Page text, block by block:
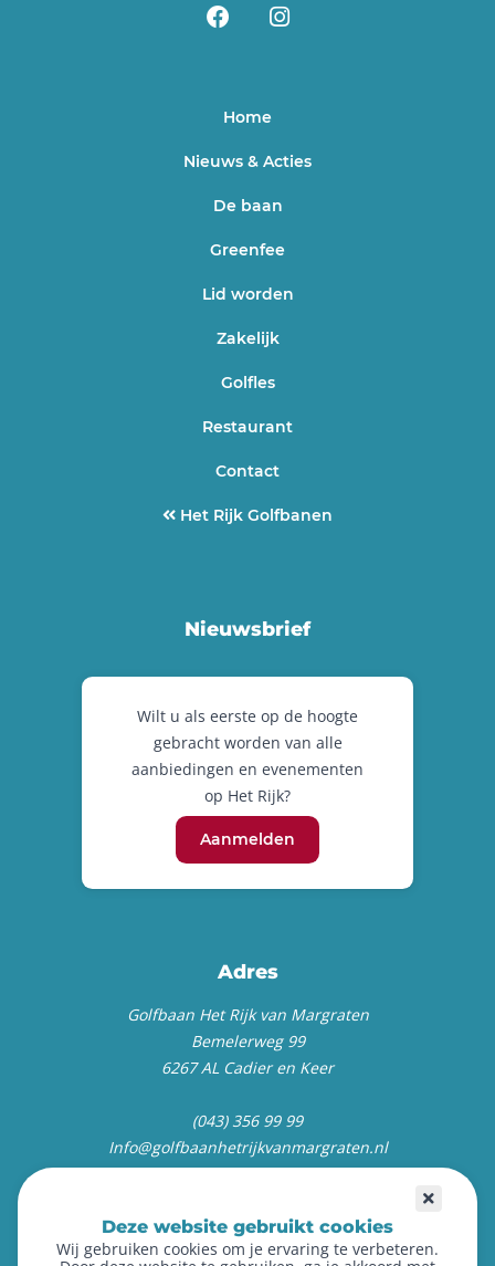
Home
Nieuws & Acties
De baan
Greenfee
Lid worden
Zakelijk
Golfles
Restaurant
Contact
Het Rijk Golfbanen
Nieuwsbrief
Wilt u als eerste op de hoogte
gebracht worden van alle
aanbiedingen en evenementen
op Het Rijk?
Aanmelden
Adres
Golfbaan Het Rijk van Margraten
Bemelerweg 99
6267 AL Cadier en Keer
(043) 356 99 99
Info@golfbaanhetrijkvanmargraten.nl
Deze website gebruikt cookies
Wij gebruiken cookies om je ervaring te verbeteren.